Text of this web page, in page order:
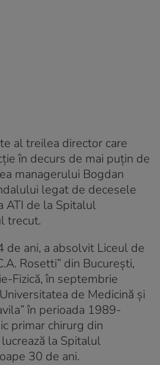
al treilea director care
în decurs de mai puțin de
managerului Bogdan
legat de decesele
ATI de la Spitalul
trecut.
de ani, a absolvit Liceul de
Rosetti” din București,
Fizică, în septembrie
de Medicină şi
în perioada 1989-
primar chirurg din
la Spitalul
30 de ani.